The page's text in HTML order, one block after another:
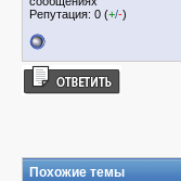
Репутация: 0 (+/-)
Похожие темы